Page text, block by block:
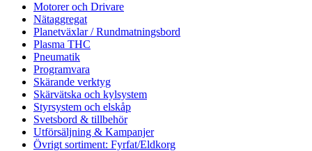
Motorer och Drivare
Nätaggregat
Planetväxlar / Rundmatningsbord
Plasma THC
Pneumatik
Programvara
Skärande verktyg
Skärvätska och kylsystem
Styrsystem och elskåp
Svetsbord & tillbehör
Utförsäljning & Kampanjer
Övrigt sortiment: Fyrfat/Eldkorg